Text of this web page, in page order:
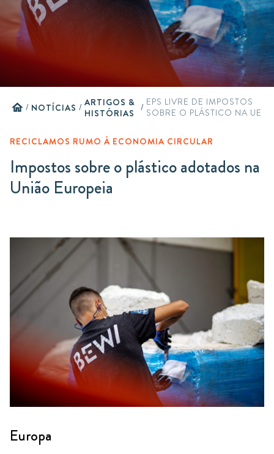
home / NOTÍCIAS / ARTIGOS &
HISTÓRIAS
/ EPS LIVRE DE IMPOSTOS
SOBRE O PLÁSTICO NA UE
RECICLAMOS RUMO À ECONOMIA CIRCULAR
Impostos sobre o plástico adotados na
União Europeia
Europa